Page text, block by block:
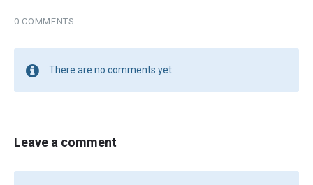
0 COMMENTS
There are no comments yet
Leave a comment